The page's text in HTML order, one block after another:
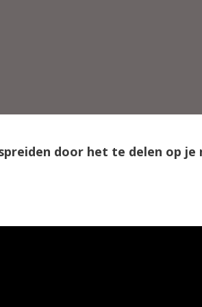
door het te delen op je